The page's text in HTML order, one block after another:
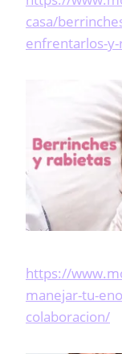
casa/
enfrentarlos-
https://
manejar-tu-
colaboracion/